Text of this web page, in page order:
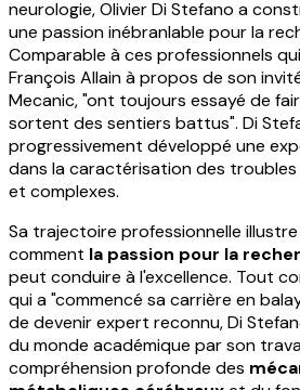
neurologie, Olivier Di Stefano a
une passion inébranlable pour la
Comparable à ces professionnels
François Allain à propos de son
Mecanic, "ont toujours essayé de
sortent des sentiers battus". Di
progressivement développé une
dans la caractérisation des
et complexes.
Sa trajectoire professionnelle
comment la passion pour la
peut conduire à l'excellence. Tout
qui a "commencé sa carrière en
de devenir expert reconnu, Di
du monde académique par son
compréhension profonde des